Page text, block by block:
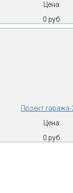
Цена:
0 руб.
Проект
Цена:
0 руб.